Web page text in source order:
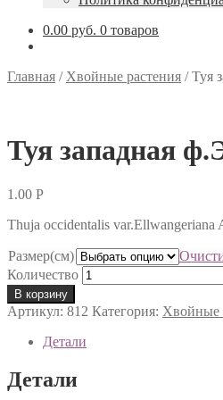
0.00 руб. 0 товаров
Главная / Хвойные растения /Туя
Туя западная
1.00 Р
Thuja occidentalis var.Ellwangeriana
Размер(см)
Количество
В корзину
Артикул: 812 Категория: Хвойные
Детали
Детали